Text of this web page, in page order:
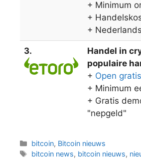
+ Minimum
+
+
3.
Handel in
populaire
+ Open
+ Minimum
+ Gratis
"nepgeld"
Categorieën
bitcoin, Bitcoin nieuws
Tags
bitcoin news, bitcoin nieuws,